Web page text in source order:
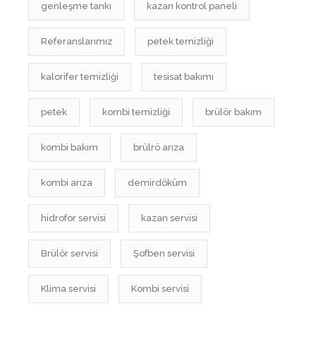
genleşme tankı kazan kontrol paneli
Referanslarımız petek temizliği
kalorifer temizliği tesisat bakımı
petek kombi temizliği brülör bakım
kombi bakım brülrö arıza
kombi arıza demirdöküm
hidrofor servisi kazan servisi
Brülör servisi Şofben servisi
Klima servisi Kombi servisi